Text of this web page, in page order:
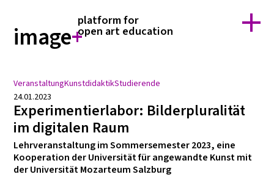
image+
platform for
open art education
forschungüber image+
kontaktsuche
VeranstaltungKunstdidaktikStudierende
24.01.2023
Experimentierlabor: Bilderpluralität
im digitalen Raum
Lehrveranstaltung im Sommersemester 2023, eine
Kooperation der Universität für angewandte Kunst mit
der Universität Mozarteum Salzburg